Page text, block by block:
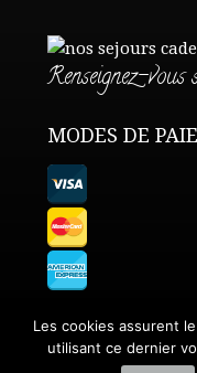
Renseignez-vous
MODES DE
Les cookies assurent
utilisant ce dernier